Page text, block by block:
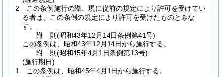
2
この条例施行の際、現に従前の規定により許可を受けてい
る者は、この条例の規定により許可を受けたものとみな
す。
附 則(昭和43年12月14日条例第41号)
この条例は、昭和43年12月14日から施行する。
附 則(昭和45年4月1日条例第13号)
(施行期日)
1
この条例は、昭和45年4月1日から施行する。